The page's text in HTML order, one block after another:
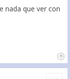
nada que ver con
Citar